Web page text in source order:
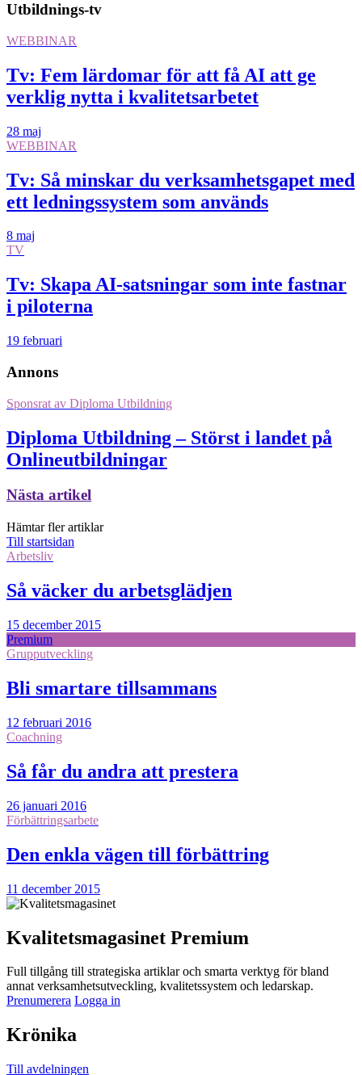
Utbildnings-tv
WEBBINAR
Tv: Fem lärdomar för att få AI att ge
verklig nytta i kvalitetsarbetet
28 maj
WEBBINAR
Tv: Så minskar du verksamhetsgapet med
ett ledningssystem som används
8 maj
TV
Tv: Skapa AI-satsningar som inte fastnar
i piloterna
19 februari
Annons
Sponsrat av Diploma Utbildning
Diploma Utbildning – Störst i landet på
Onlineutbildningar
Nästa artikel
Hämtar fler artiklar
Till startsidan
Arbetsliv
Så väcker du arbetsglädjen
15 december 2015
Premium
Grupputveckling
Bli smartare tillsammans
12 februari 2016
Coachning
Så får du andra att prestera
26 januari 2016
Förbättringsarbete
Den enkla vägen till förbättring
11 december 2015
Kvalitetsmagasinet Premium
Full tillgång till strategiska artiklar och smarta verktyg för bland
annat verksamhetsutveckling, kvalitetssystem och ledarskap.
Prenumerera Logga in
Krönika
Till avdelningen